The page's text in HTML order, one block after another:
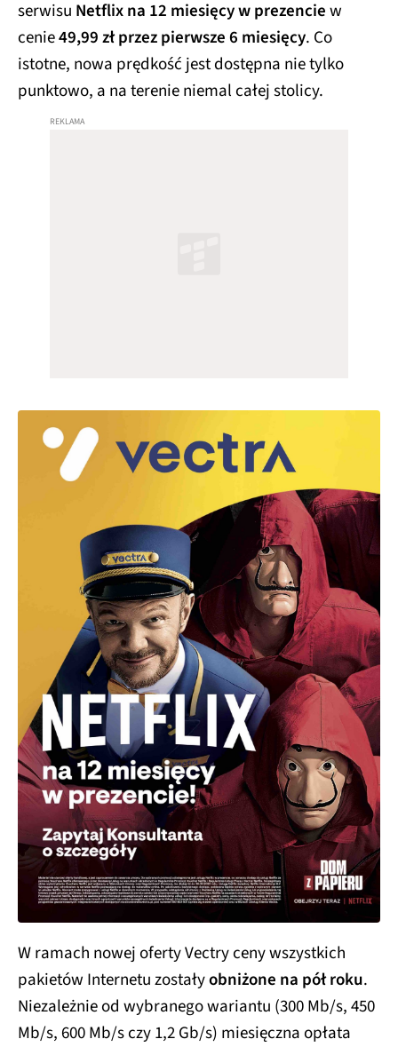
serwisu Netflix na 12 miesięcy w prezenciew
cenie49,99 zł przez pierwsze 6 miesięcy. Co
istotne, nowa prędkość jest dostępna nie tylko
punktowo, a na terenie niemal całej stolicy.
W ramach nowej oferty Vectry ceny wszystkich
pakietów Internetu zostałyobniżone na pół roku.
Niezależnie od wybranego wariantu (300 Mb/s, 450
Mb/s, 600 Mb/s czy 1,2 Gb/s) miesięczna opłata